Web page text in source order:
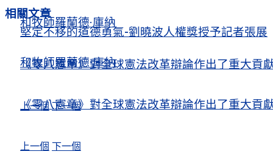
和牧師羅蘭德·庫納
《零八憲章》對全球憲法改革辯論作出了重大貢
上一個 下一個
堅定不移的道德勇氣-劉曉波人權獎授予記者張展
和牧師羅蘭德·庫納
《零八憲章》對全球憲法改革辯論作出了重大貢
上一個 下一個
相關文章